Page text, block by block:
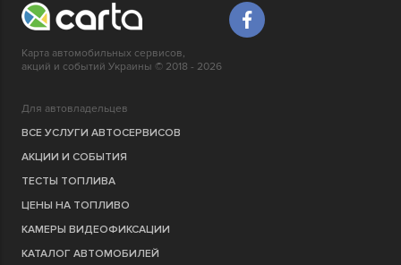
Карта автомобильных сервисов,
акций и событий Украины © 2018 - 2026
Для автовладельцев
ВСЕ УСЛУГИ АВТОСЕРВИСОВ
АКЦИИ И СОБЫТИЯ
ТЕСТЫ ТОПЛИВА
ЦЕНЫ НА ТОПЛИВО
КАМЕРЫ ВИДЕОФИКСАЦИИ
КАТАЛОГ АВТОМОБИЛЕЙ